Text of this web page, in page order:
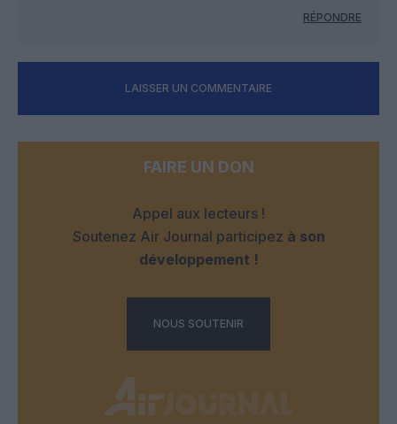
RÉPONDRE
LAISSER UN COMMENTAIRE
FAIRE UN DON
Appel aux lecteurs !
Soutenez Air Journal participez à son
développement !
NOUS SOUTENIR